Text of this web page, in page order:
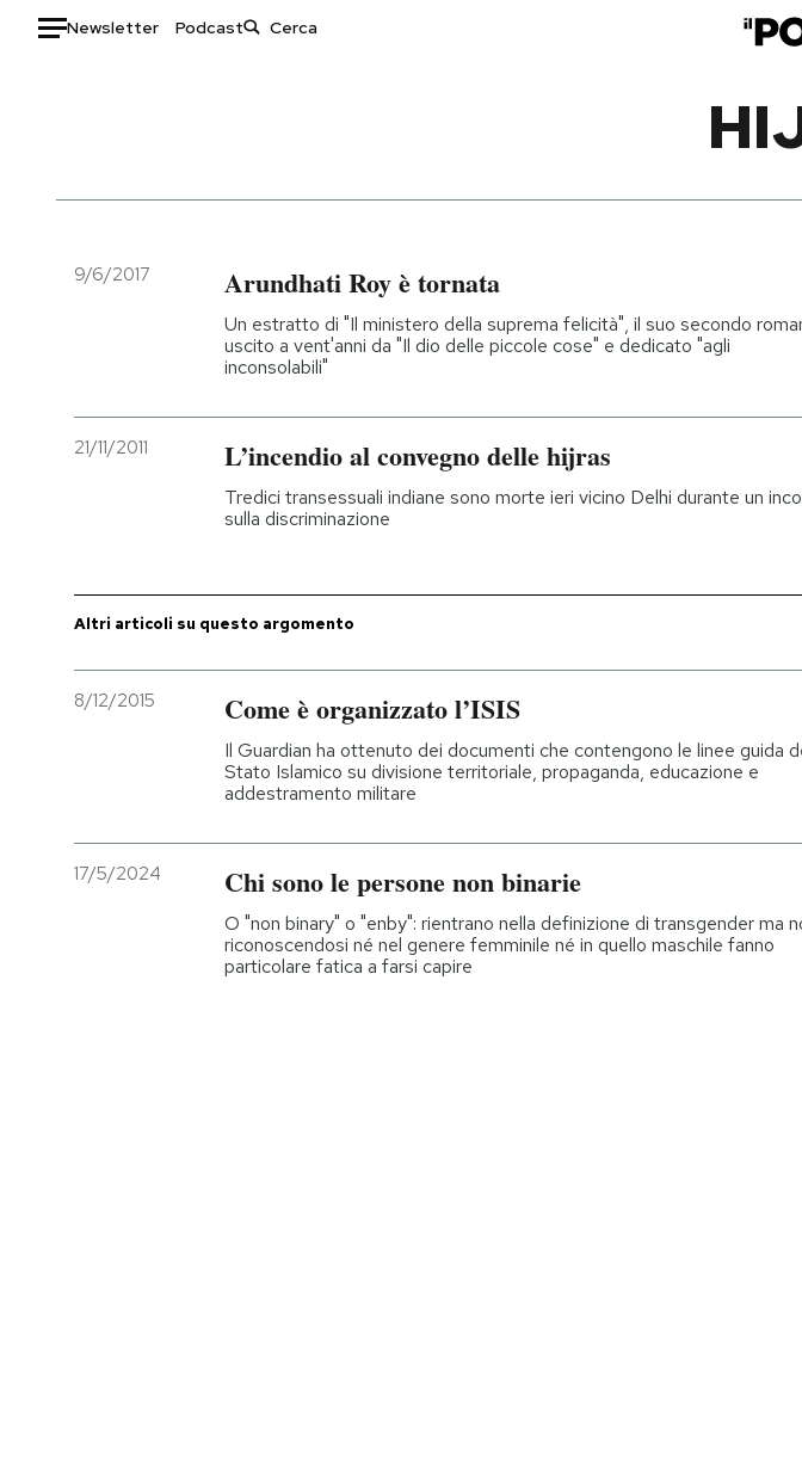
Newsletter Podcast
Italia
Politica
Economia
Moda
Storie/Idee
Ok Boomer!
Media
Mondiali calcio 2026
AREA PERSONALE
9/6/2017 Arundhati Roy è tornata
Un estratto di "Il ministero della suprema felicità", il suo secondo
uscito a vent'anni da "Il dio delle piccole cose" e dedicato "agli
inconsolabili"
21/11/2011 L’incendio al convegno delle hijras
Tredici transessuali indiane sono morte ieri vicino Delhi durante un
sulla discriminazione
Altri articoli su questo argomento
8/12/2015 Come è organizzato l’ISIS
Il Guardian ha ottenuto dei documenti che contengono le linee guida
Stato Islamico su divisione territoriale, propaganda, educazione e
addestramento militare
17/5/2024 Chi sono le persone non binarie
O "non binary" o "enby": rientrano nella definizione di transgender ma
riconoscendosi né nel genere femminile né in quello maschile fanno
particolare fatica a farsi capire